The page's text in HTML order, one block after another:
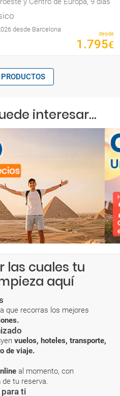
desde Barcelona
desde
1 .795€
interesar...
las cuales tu
aquí
que recorras los mejores
vuelos, hoteles, transporte,
de viaje.
al momento, con
de tu reserva.
ti